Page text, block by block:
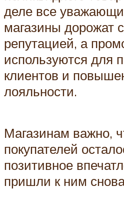
деле все
магазины дорожат
репутацией, а
используются для
клиентов и
лояльности.
Магазинам важно,
покупателей
позитивное
пришли к ним